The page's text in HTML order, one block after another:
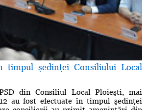
timpul şedinţei Consiliului Local
din Consiliul Local Ploieşti, mai
au fost efectuate în timpul şedinţei